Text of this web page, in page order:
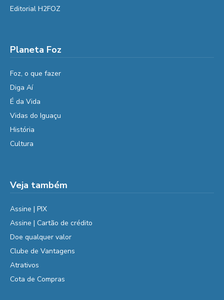
Editorial H2FOZ
Planeta Foz
Foz, o que fazer
Diga Aí
É da Vida
Vidas do Iguaçu
História
Cultura
Veja também
Assine | PIX
Assine | Cartão de crédito
Doe qualquer valor
Clube de Vantagens
Atrativos
Cota de Compras